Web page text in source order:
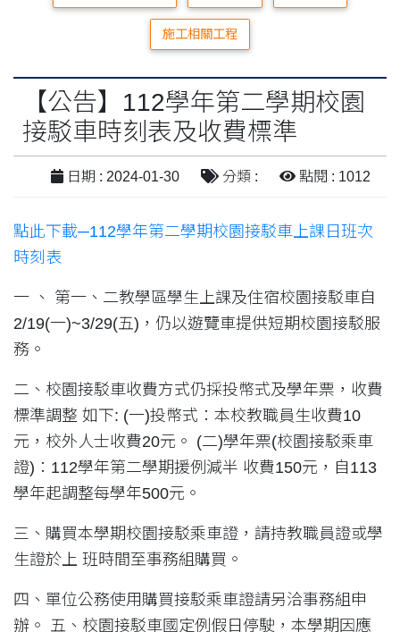
施工相關工程
【公告】112學年第二學期校園
接駁車時刻表及收費標準
日期 : 2024-01-30 分類 : 點閱 : 1012
點此下載─112學年第二學期校園接駁車上課日班次
時刻表
一 、 第一、二教學區學生上課及住宿校園接駁車自
2/19(一)~3/29(五)，仍以遊覽車提供短期校園接駁服
務。
二、校園接駁車收費方式仍採投幣式及學年票，收費
標準調整 如下: (一)投幣式：本校教職員生收費10
元，校外人士收費20元。 (二)學年票(校園接駁乘車
證)：112學年第二學期援例減半 收費150元，自113
學年起調整每學年500元。
三、購買本學期校園接駁乘車證，請持教職員證或學
生證於上 班時間至事務組購買。
四、單位公務使用購買接駁乘車證請另洽事務組申
辦。 五、校園接駁車國定例假日停駛，本學期因應